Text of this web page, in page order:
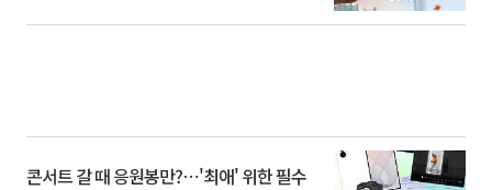
콘서트 갈 때 응원봉만?⋯'최애' 위한 필수